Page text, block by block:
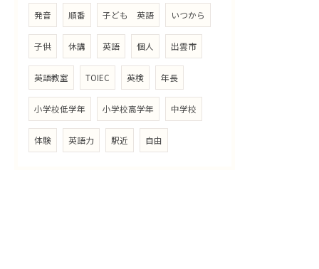
発音 順番 子ども 英語 いつから
子供 休講 英語 個人 出雲市
英語教室 TOIEC 英検 年長
小学校低学年 小学校高学年 中学校
体験 英語力 駅近 自由